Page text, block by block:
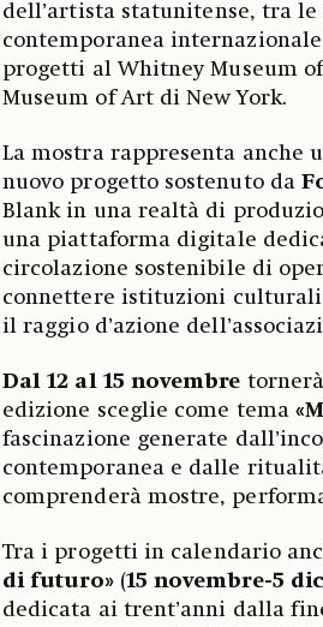
dell’artista statunitense, tra
contemporanea
progetti al Whitney Museum
Museum of Art di New York.
La mostra rappresenta anche
nuovo progetto sostenuto da
Blank in una realtà di
una piattaforma digitale
circolazione sostenibile di
connettere istituzioni
il raggio d’azione
Dal 12 al 15 novembre
edizione sceglie come tema
fascinazione generate
contemporanea e dalle
comprenderà mostre,
Tra i progetti in calendario
di futuro»(15 novembre-5
dedicata ai trent’anni dalla